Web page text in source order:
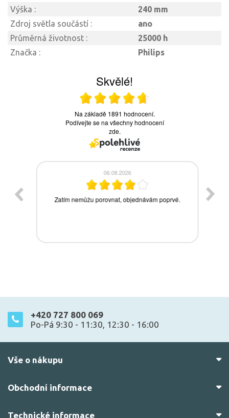
Výška :
240 mm
Zdroj světla součástí :
ano
Průměrná životnost :
25000 h
Značka :
Philips
+420 727 800 069
Po-Pá 9:30 - 11:30, 12:30 - 16:00
Vše o nákupu
Obchodní informace
Technické informace